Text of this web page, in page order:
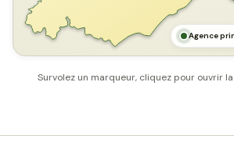
Agence
Survolez un marqueur, cliquez pour ouvrir la